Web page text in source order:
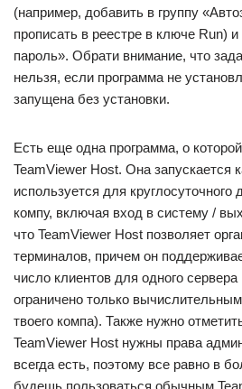
(например, добавить в группу
прописать в реестре в ключе Run)
пароль». Обрати внимание, что
нельзя, если программа не
запущена без установки.
Есть еще одна программа, о
TeamViewer Host. Она запускается
используется для круглосуточного
компу, включая вход в систему /
что TeamViewer Host позволяет
терминалов, причем он
число клиентов для одного
ограничено только
твоего компа). Также нужно
TeamViewer Host нужны права
всегда есть, поэтому все равно в